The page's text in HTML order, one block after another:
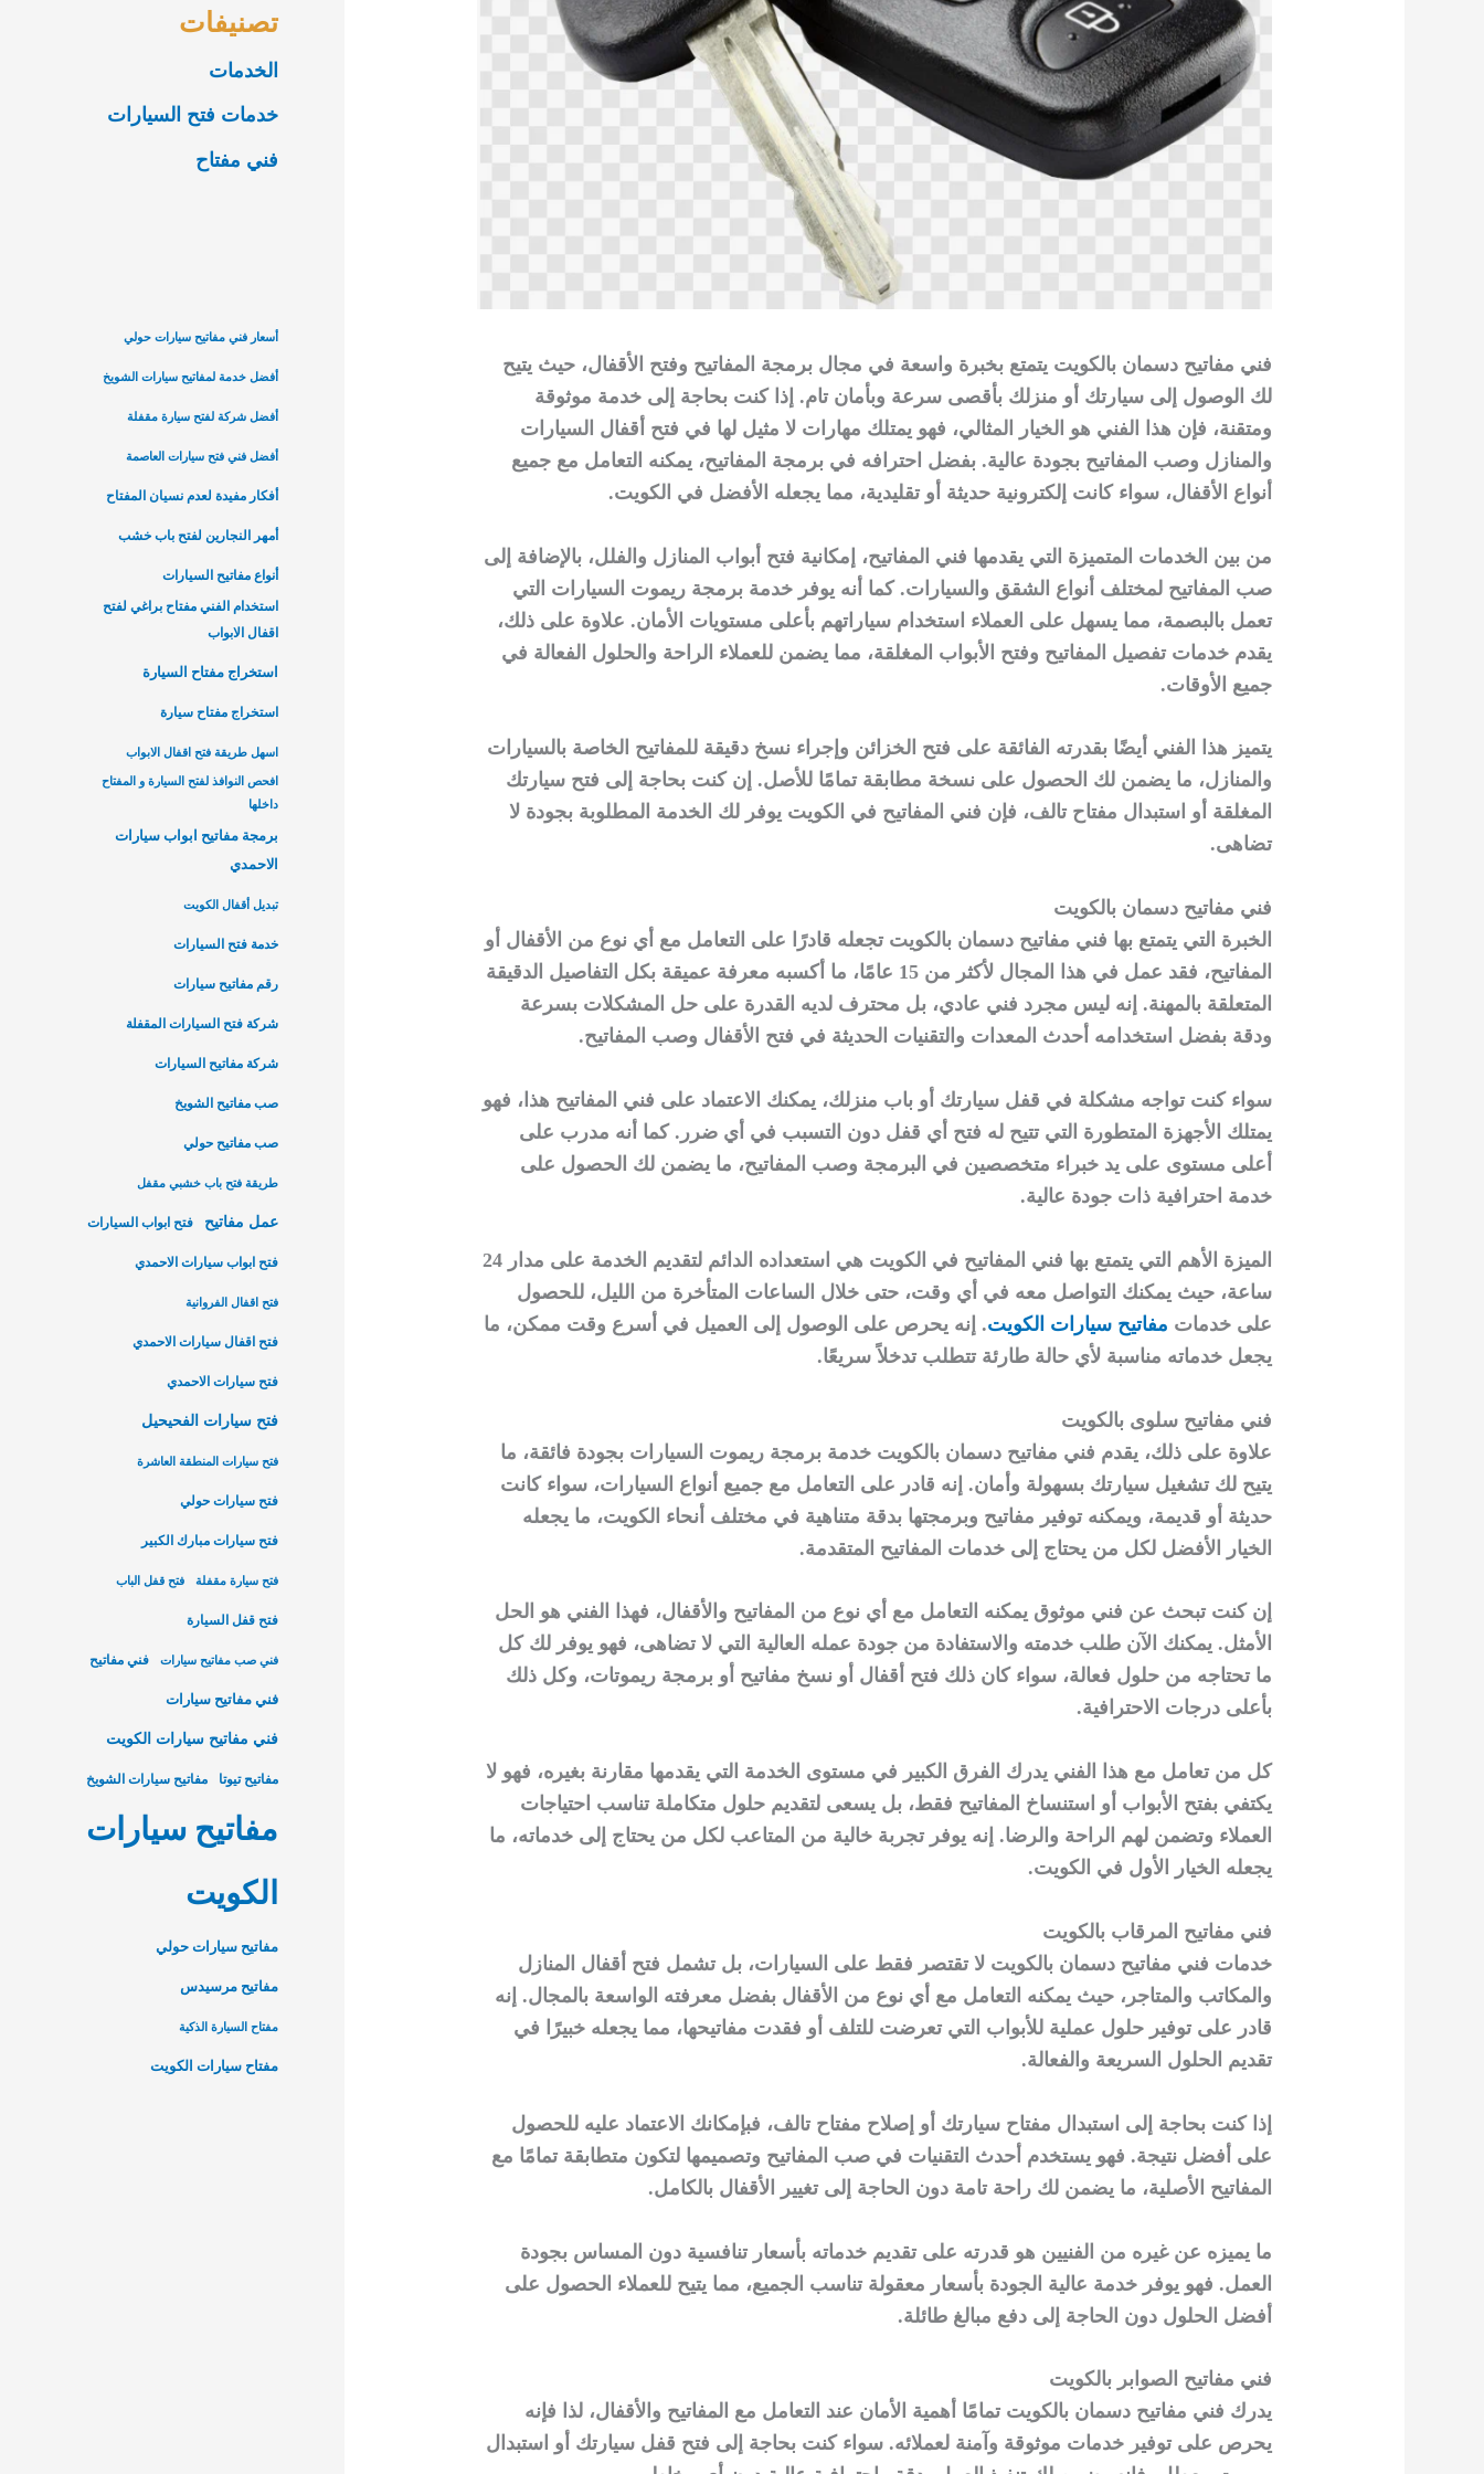
فني مفاتيح دسمان بالكويت يتمتع بخبرة واسعة في مجال برمجة المفاتيح وفتح الأقفال، حيث يتيح
لك الوصول إلى سيارتك أو منزلك بأقصى سرعة وبأمان تام. إذا كنت بحاجة إلى خدمة موثوقة
ومتقنة، فإن هذا الفني هو الخيار المثالي، فهو يمتلك مهارات لا مثيل لها في فتح أقفال السيارات
والمنازل وصب المفاتيح بجودة عالية. بفضل احترافه في برمجة المفاتيح، يمكنه التعامل مع جميع
أنواع الأقفال، سواء كانت إلكترونية حديثة أو تقليدية، مما يجعله الأفضل في الكويت.
من بين الخدمات المتميزة التي يقدمها فني المفاتيح، إمكانية فتح أبواب المنازل والفلل، بالإضافة إلى
صب المفاتيح لمختلف أنواع الشقق والسيارات. كما أنه يوفر خدمة برمجة ريموت السيارات التي
تعمل بالبصمة، مما يسهل على العملاء استخدام سياراتهم بأعلى مستويات الأمان. علاوة على ذلك،
يقدم خدمات تفصيل المفاتيح وفتح الأبواب المغلقة، مما يضمن للعملاء الراحة والحلول الفعالة في
جميع الأوقات.
يتميز هذا الفني أيضًا بقدرته الفائقة على فتح الخزائن وإجراء نسخ دقيقة للمفاتيح الخاصة بالسيارات
والمنازل، ما يضمن لك الحصول على نسخة مطابقة تمامًا للأصل. إن كنت بحاجة إلى فتح سيارتك
المغلقة أو استبدال مفتاح تالف، فإن فني المفاتيح في الكويت يوفر لك الخدمة المطلوبة بجودة لا
تضاهى.
فني مفاتيح دسمان بالكويت
الخبرة التي يتمتع بها فني مفاتيح دسمان بالكويت تجعله قادرًا على التعامل مع أي نوع من الأقفال أو
المفاتيح، فقد عمل في هذا المجال لأكثر من 15 عامًا، ما أكسبه معرفة عميقة بكل التفاصيل الدقيقة
المتعلقة بالمهنة. إنه ليس مجرد فني عادي، بل محترف لديه القدرة على حل المشكلات بسرعة
ودقة بفضل استخدامه أحدث المعدات والتقنيات الحديثة في فتح الأقفال وصب المفاتيح.
سواء كنت تواجه مشكلة في قفل سيارتك أو باب منزلك، يمكنك الاعتماد على فني المفاتيح هذا، فهو
يمتلك الأجهزة المتطورة التي تتيح له فتح أي قفل دون التسبب في أي ضرر. كما أنه مدرب على
أعلى مستوى على يد خبراء متخصصين في البرمجة وصب المفاتيح، ما يضمن لك الحصول على
خدمة احترافية ذات جودة عالية.
الميزة الأهم التي يتمتع بها فني المفاتيح في الكويت هي استعداده الدائم لتقديم الخدمة على مدار 24
ساعة، حيث يمكنك التواصل معه في أي وقت، حتى خلال الساعات المتأخرة من الليل، للحصول
على خدمات مفاتيح سيارات الكويت. إنه يحرص على الوصول إلى العميل في أسرع وقت ممكن، ما
يجعل خدماته مناسبة لأي حالة طارئة تتطلب تدخلاً سريعًا.
فني مفاتيح سلوى بالكويت
علاوة على ذلك، يقدم فني مفاتيح دسمان بالكويت خدمة برمجة ريموت السيارات بجودة فائقة، ما
يتيح لك تشغيل سيارتك بسهولة وأمان. إنه قادر على التعامل مع جميع أنواع السيارات، سواء كانت
حديثة أو قديمة، ويمكنه توفير مفاتيح وبرمجتها بدقة متناهية في مختلف أنحاء الكويت، ما يجعله
الخيار الأفضل لكل من يحتاج إلى خدمات المفاتيح المتقدمة.
إن كنت تبحث عن فني موثوق يمكنه التعامل مع أي نوع من المفاتيح والأقفال، فهذا الفني هو الحل
الأمثل. يمكنك الآن طلب خدمته والاستفادة من جودة عمله العالية التي لا تضاهى، فهو يوفر لك كل
ما تحتاجه من حلول فعالة، سواء كان ذلك فتح أقفال أو نسخ مفاتيح أو برمجة ريموتات، وكل ذلك
بأعلى درجات الاحترافية.
كل من تعامل مع هذا الفني يدرك الفرق الكبير في مستوى الخدمة التي يقدمها مقارنة بغيره، فهو لا
يكتفي بفتح الأبواب أو استنساخ المفاتيح فقط، بل يسعى لتقديم حلول متكاملة تناسب احتياجات
العملاء وتضمن لهم الراحة والرضا. إنه يوفر تجربة خالية من المتاعب لكل من يحتاج إلى خدماته، ما
يجعله الخيار الأول في الكويت.
فني مفاتيح المرقاب بالكويت
خدمات فني مفاتيح دسمان بالكويت لا تقتصر فقط على السيارات، بل تشمل فتح أقفال المنازل
والمكاتب والمتاجر، حيث يمكنه التعامل مع أي نوع من الأقفال بفضل معرفته الواسعة بالمجال. إنه
قادر على توفير حلول عملية للأبواب التي تعرضت للتلف أو فقدت مفاتيحها، مما يجعله خبيرًا في
تقديم الحلول السريعة والفعالة.
إذا كنت بحاجة إلى استبدال مفتاح سيارتك أو إصلاح مفتاح تالف، فبإمكانك الاعتماد عليه للحصول
على أفضل نتيجة. فهو يستخدم أحدث التقنيات في صب المفاتيح وتصميمها لتكون متطابقة تمامًا مع
المفاتيح الأصلية، ما يضمن لك راحة تامة دون الحاجة إلى تغيير الأقفال بالكامل.
ما يميزه عن غيره من الفنيين هو قدرته على تقديم خدماته بأسعار تنافسية دون المساس بجودة
العمل. فهو يوفر خدمة عالية الجودة بأسعار معقولة تناسب الجميع، مما يتيح للعملاء الحصول على
أفضل الحلول دون الحاجة إلى دفع مبالغ طائلة.
فني مفاتيح الصوابر بالكويت
يدرك فني مفاتيح دسمان بالكويت تمامًا أهمية الأمان عند التعامل مع المفاتيح والأقفال، لذا فإنه
يحرص على توفير خدمات موثوقة وآمنة لعملائه. سواء كنت بحاجة إلى فتح قفل سيارتك أو استبدال
تصنيفات
الخدمات
خدمات فتح السيارات
فني مفتاح
أسعار فني مفاتيح سيارات حولي
أفضل خدمة لمفاتيح سيارات الشويخ
أفضل شركة لفتح سيارة مقفلة
أفضل فني فتح سيارات العاصمة
أفكار مفيدة لعدم نسيان المفتاح
أمهر النجارين لفتح باب خشب
أنواع مفاتيح السيارات
استخدام الفني مفتاح براغي لفتح
اقفال الابواب
استخراج مفتاح السيارة
استخراج مفتاح سيارة
اسهل طريقة فتح اقفال الابواب
افحص النوافذ لفتح السيارة و المفتاح
داخلها
برمجة مفاتيح ابواب سيارات
الاحمدي
تبديل أقفال الكويت
خدمة فتح السيارات
رقم مفاتيح سيارات
شركة فتح السيارات المقفلة
شركة مفاتيح السيارات
صب مفاتيح الشويخ
صب مفاتيح حولي
طريقة فتح باب خشبي مقفل
عمل مفاتيح فتح ابواب السيارات
فتح ابواب سيارات الاحمدي
فتح اقفال الفروانية
فتح اقفال سيارات الاحمدي
فتح سيارات الاحمدي
فتح سيارات الفحيحيل
فتح سيارات المنطقة العاشرة
فتح سيارات حولي
فتح سيارات مبارك الكبير
فتح سيارة مقفلة فتح قفل الباب
فتح قفل السيارة
فني صب مفاتيح سيارات فني مفاتيح
فني مفاتيح سيارات
فني مفاتيح سيارات الكويت
مفاتيح تيوتا مفاتيح سيارات الشويخ
مفاتيح سيارات
الكويت
مفاتيح سيارات حولي
مفاتيح مرسيدس
مفتاح السيارة الذكية
مفتاح سيارات الكويت